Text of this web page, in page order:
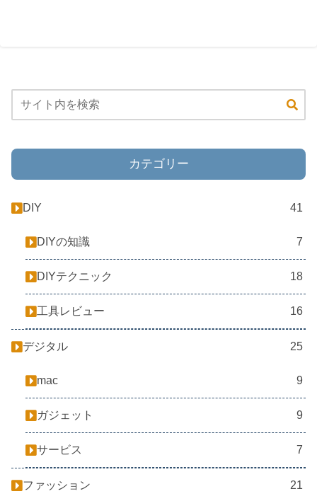
カテゴリー
DIY 41
DIYの知識 7
DIYテクニック 18
工具レビュー 16
デジタル 25
mac 9
ガジェット 9
サービス 7
ファッション 21